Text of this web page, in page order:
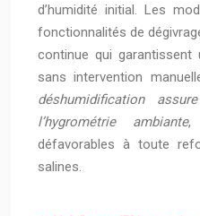
d’humidité initial. Les
fonctionnalités de
continue qui
sans intervention
déshumidification
l’hygrométrie ambiante,
défavorables à toute
salines.